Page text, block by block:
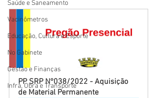
Saúde e Saneamento
Vacinômetros
Educação, Cultura e Esporte
No Gabinete
Gestão e Finanças
Infra, Obra e Transporte
PP SRP N°038/2022 - Aquisição
de Material Permanente